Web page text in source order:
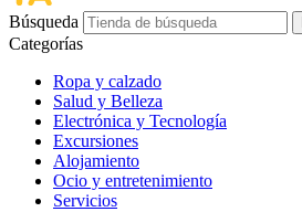
Búsqueda
Categorías
Ropa y calzado
Salud y Belleza
Electrónica y Tecnología
Excursiones
Alojamiento
Ocio y entretenimiento
Servicios